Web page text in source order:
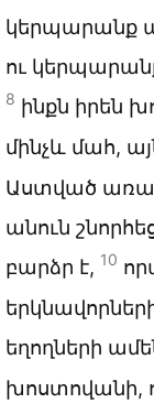
կերպարանք
ու
8 ինքն իրեն
մինչև մահ,
Աստված
անուն
բարձր է, 10
եղողների
խոստովանի,